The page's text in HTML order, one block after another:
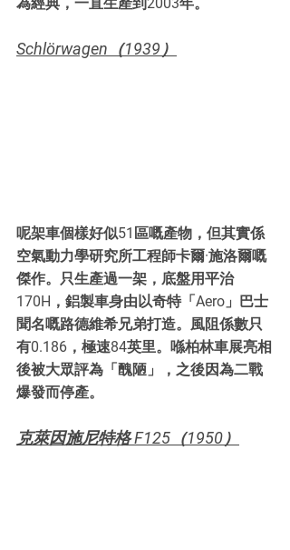
Schlörwagen（1939）
呢架車個樣好似51區嘅產物，但其實係
空氣動力學研究所工程師卡爾·施洛爾嘅
傑作。只生產過一架，底盤用平治
170H，鋁製車身由以奇特「Aero」巴士
聞名嘅路德維希兄弟打造。風阻係數只
有0.186，極速84英里。喺柏林車展亮相
後被大眾評為「醜陋」，之後因為二戰
爆發而停產。
克萊因施尼特格 F125（1950）